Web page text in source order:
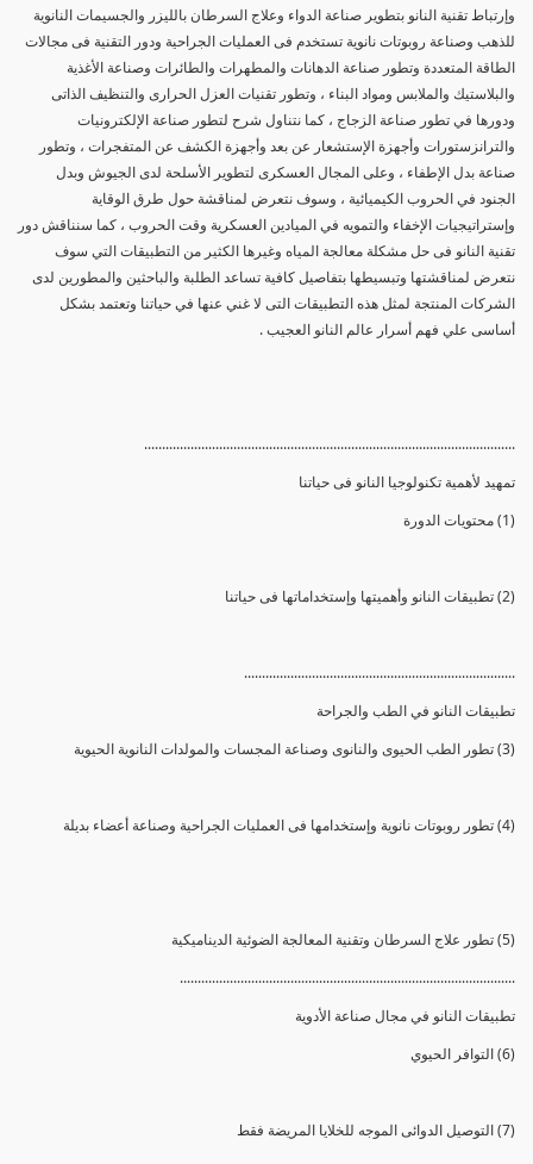
وإرتباط تقنية النانو بتطوير صناعة الدواء وعلاج السرطان بالليزر والجسيمات النانوية
للذهب وصناعة روبوتات نانوية تستخدم فى العمليات الجراحية ودور التقنية فى مجالات
الطاقة المتعددة وتطور صناعة الدهانات والمطهرات والطائرات وصناعة الأغذية
والبلاستيك والملابس ومواد البناء ، وتطور تقنيات العزل الحرارى والتنظيف الذاتى
ودورها في تطور صناعة الزجاج ، كما نتناول شرح لتطور صناعة الإلكترونيات
والترانزستورات وأجهزة الإستشعار عن بعد وأجهزة الكشف عن المتفجرات ، وتطور
صناعة بدل الإطفاء ، وعلى المجال العسكرى لتطوير الأسلحة لدى الجيوش وبدل
الجنود في الحروب الكيميائية ، وسوف نتعرض لمناقشة حول طرق الوقاية
وإستراتيجيات الإخفاء والتمويه في الميادين العسكرية وقت الحروب ، كما سنناقش دور
تقنية النانو فى حل مشكلة معالجة المياه وغيرها الكثير من التطبيقات التي سوف
نتعرض لمناقشتها وتبسيطها بتفاصيل كافية تساعد الطلبة والباحثين والمطورين لدى
الشركات المنتجة لمثل هذه التطبيقات التى لا غني عنها في حياتنا وتعتمد بشكل
أساسى علي فهم أسرار عالم النانو العجيب .
........................................................................................................
تمهيد لأهمية تكنولوجيا النانو فى حياتنا
(1) محتويات الدورة
(2) تطبيقات النانو وأهميتها وإستخداماتها فى حياتنا
............................................................................
تطبيقات النانو في الطب والجراحة
(3) تطور الطب الحيوى والنانوى وصناعة المجسات والمولدات النانوية الحيوية
(4) تطور روبوتات نانوية وإستخدامها فى العمليات الجراحية وصناعة أعضاء بديلة
(5) تطور علاج السرطان وتقنية المعالجة الضوئية الديناميكية
..............................................................................................
تطبيقات النانو في مجال صناعة الأدوية
(6) التوافر الحيوي
(7) التوصيل الدوائى الموجه للخلايا المريضة فقط